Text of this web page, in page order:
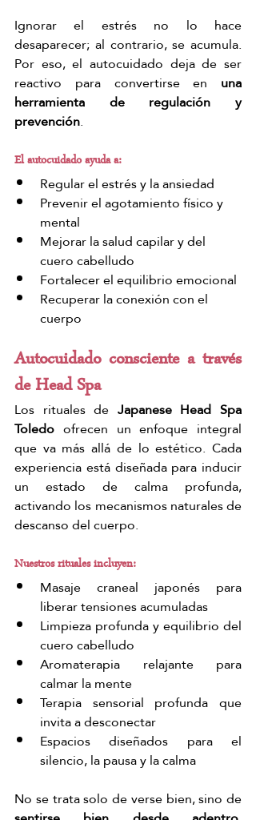
Ignorar el estrés no lo hace
desaparecer; al contrario, se acumula.
Por eso, el autocuidado deja de ser
reactivo para convertirse en una
herramienta de regulación y
prevención.
El autocuidado ayuda a:
Regular el estrés y la ansiedad
Prevenir el agotamiento físico y
mental
Mejorar la salud capilar y del
cuero cabelludo
Fortalecer el equilibrio emocional
Recuperar la conexión con el
cuerpo
Autocuidado consciente a través
de Head Spa
Los rituales de Japanese Head Spa
Toledo ofrecen un enfoque integral
que va más allá de lo estético. Cada
experiencia está diseñada para inducir
un estado de calma profunda,
activando los mecanismos naturales de
descanso del cuerpo.
Nuestros rituales incluyen:
Masaje craneal japonés para
liberar tensiones acumuladas
Limpieza profunda y equilibrio del
cuero cabelludo
Aromaterapia relajante para
calmar la mente
Terapia sensorial profunda que
invita a desconectar
Espacios diseñados para el
silencio, la pausa y la calma